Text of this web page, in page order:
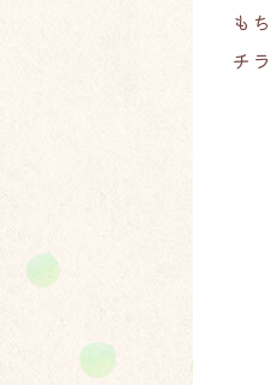
も
チ